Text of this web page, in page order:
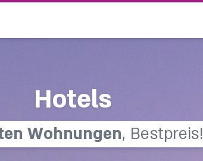
Hotels
en Wohnungen, Bestpreis!